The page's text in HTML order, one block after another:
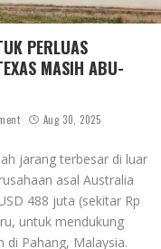
PERLUAS
MASIH ABU-
Aug 30, 2025
jarang terbesar di luar
asal Australia
488 juta (sekitar Rp
untuk mendukung
di Pahang, Malaysia.